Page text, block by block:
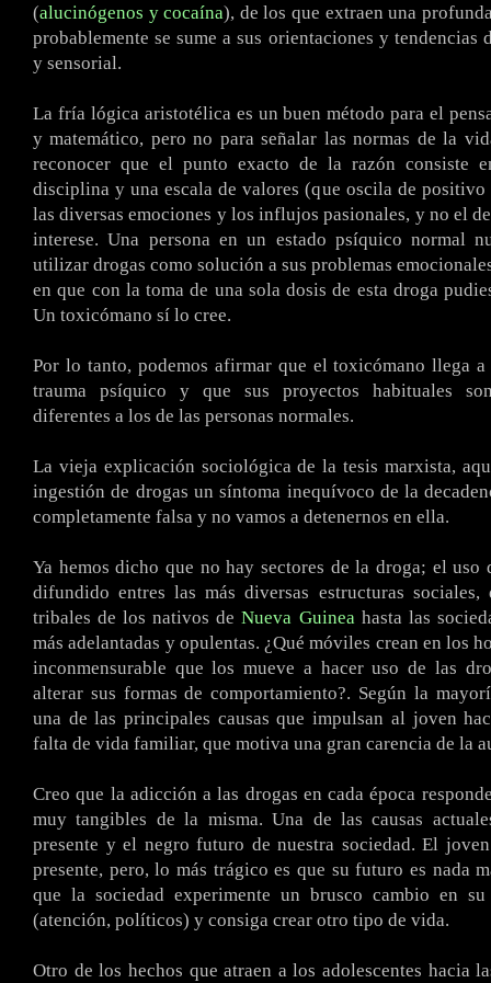
(alucinógenos y cocaína), de los que extraen una
probablemente se sume a sus orientaciones y tendencias
y sensorial.
La fría lógica aristotélica es un buen método para el
y matemático, pero no para señalar las normas de la
reconocer que el punto exacto de la razón consiste
disciplina y una escala de valores (que oscila de
las diversas emociones y los influjos pasionales, y no el
interese. Una persona en un estado psíquico normal
utilizar drogas como solución a sus problemas
en que con la toma de una sola dosis de esta droga
Un toxicómano sí lo cree.
Por lo tanto, podemos afirmar que el toxicómano llega
trauma psíquico y que sus proyectos habituales
diferentes a los de las personas normales.
La vieja explicación sociológica de la tesis marxista,
ingestión de drogas un síntoma inequívoco de la
completamente falsa y no vamos a detenernos en ella.
Ya hemos dicho que no hay sectores de la droga; el uso
difundido entres las más diversas estructuras sociales,
tribales de los nativos deNueva Guineahasta las
más adelantadas y opulentas. ¿Qué móviles crean en los
inconmensurable que los mueve a hacer uso de las
alterar sus formas de comportamiento?. Según la
una de las principales causas que impulsan al joven
falta de vida familiar, que motiva una gran carencia de la
Creo que la adicción a las drogas en cada época
muy tangibles de la misma. Una de las causas
presente y el negro futuro de nuestra sociedad. El
presente, pero, lo más trágico es que su futuro es nada
que la sociedad experimente un brusco cambio en su
(atención, políticos) y consiga crear otro tipo de vida.
Otro de los hechos que atraen a los adolescentes hacia